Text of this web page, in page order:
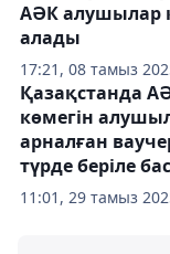
17:21, 08 тамыз
АӘК алушылар
алады
11:01, 29 тамыз
Қазақстанда
көмегін
арналған
түрде беріле